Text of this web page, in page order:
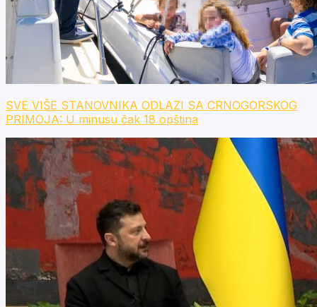
SVE VIŠE STANOVNIKA ODLAZI SA CRNOGORSKOG
PRIMOJA: U minusu čak 18 opština